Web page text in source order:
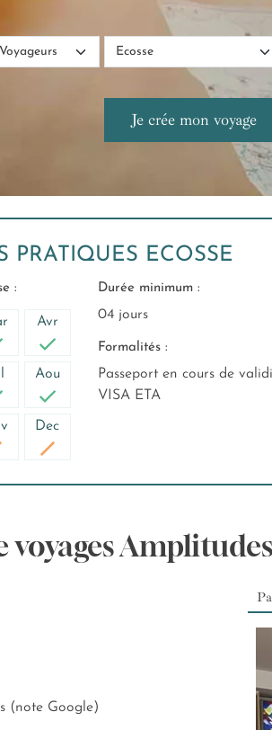
PRATIQUES ECOSSE
:
Avr
Aou
Dec
Durée minimum :
04 jours
Formalités :
Passeport en cours de
VISA ETA
voyages
(note Google)